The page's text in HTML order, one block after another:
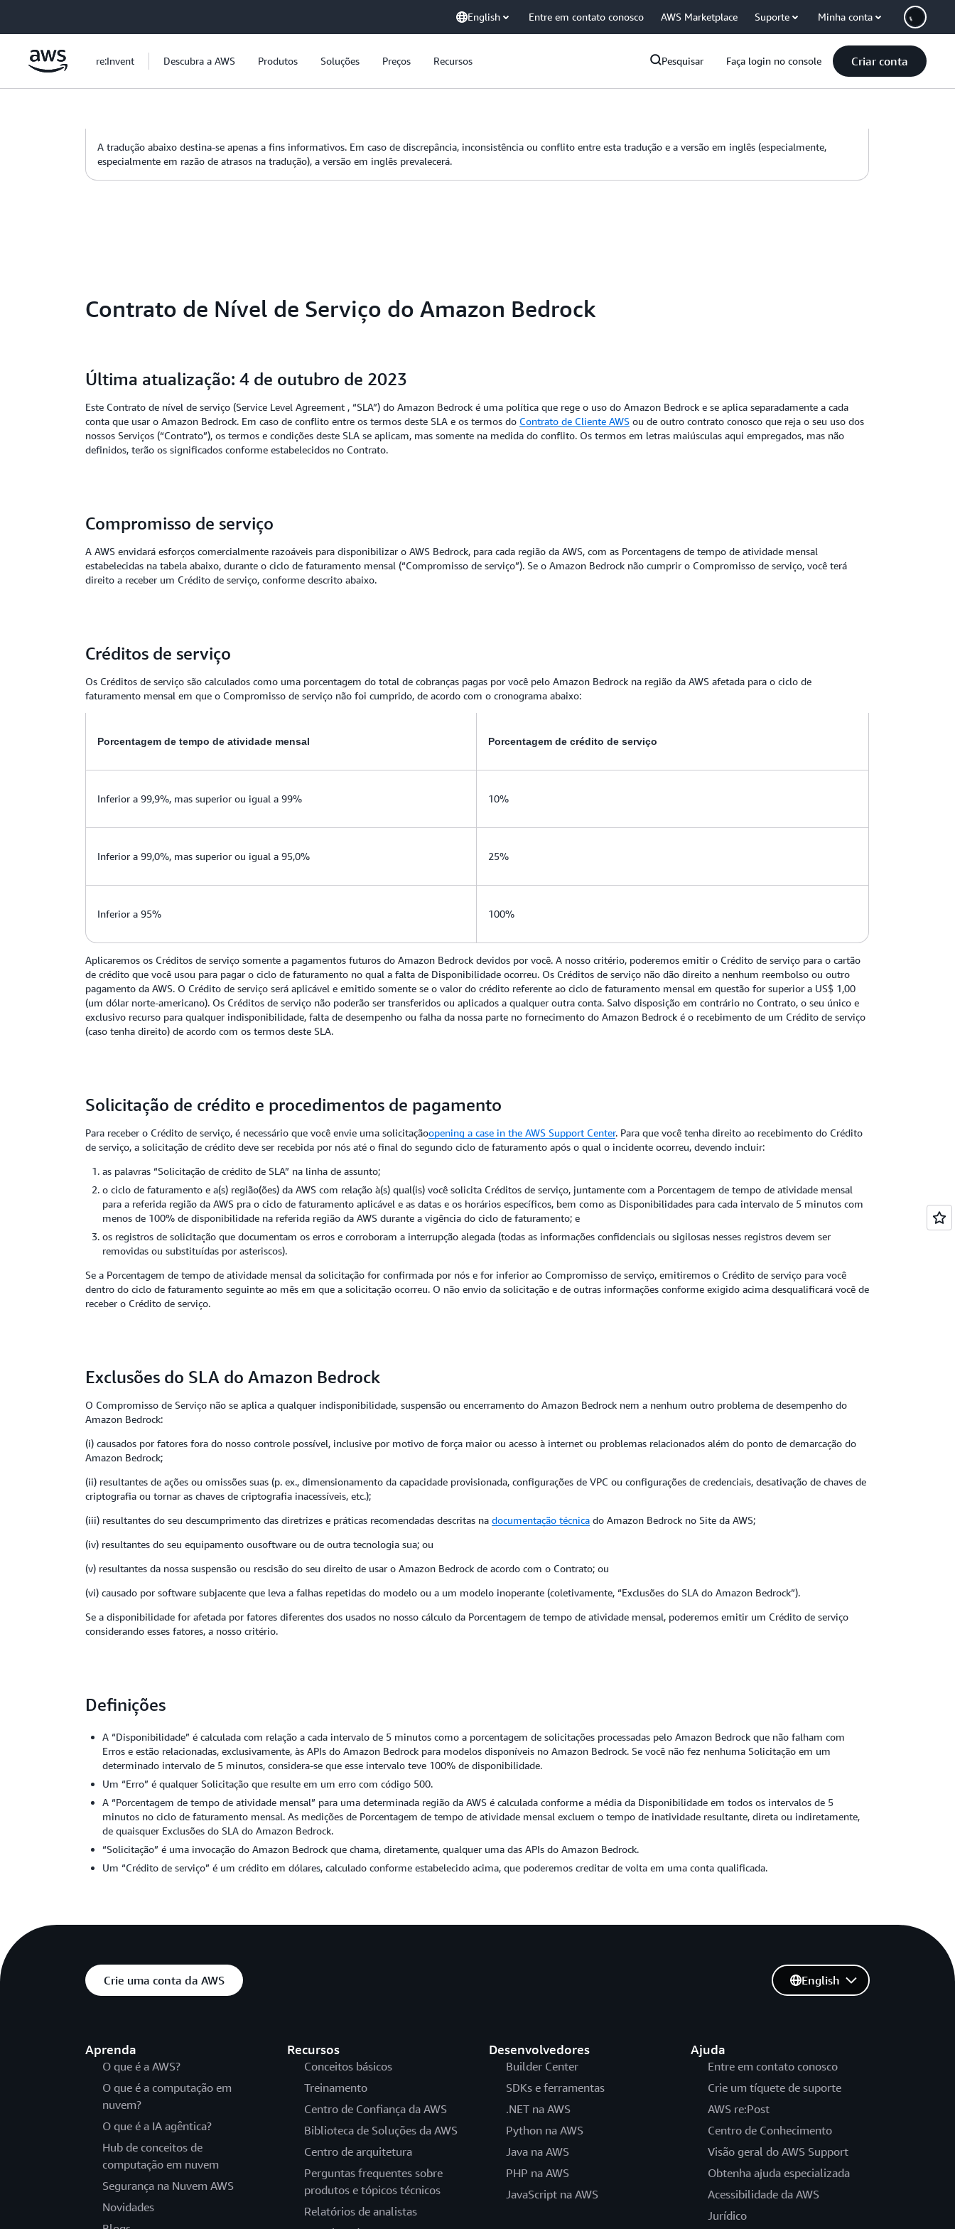
English Entre em contato conosco AWS Marketplace Suporte Minha conta
re:Invent Descubra a AWS Produtos Soluções Preços Recursos Pesquisar Faça login no console Criar conta
A tradução abaixo destina-se apenas a fins informativos. Em caso de discrepância, inconsistência ou conflito entre esta tradução e a versão em inglês (especialmente,
especialmente em razão de atrasos na tradução), a versão em inglês prevalecerá.
Contrato de Nível de Serviço do Amazon Bedrock
Última atualização: 4 de outubro de 2023
Este Contrato de nível de serviço (Service Level Agreement , “SLA”) do Amazon Bedrock é uma política que rege o uso do Amazon Bedrock e se aplica separadamente a cada
conta que usar o Amazon Bedrock. Em caso de conflito entre os termos deste SLA e os termos do Contrato de Cliente AWS ou de outro contrato conosco que reja o seu uso dos
nossos Serviços (“Contrato”), os termos e condições deste SLA se aplicam, mas somente na medida do conflito. Os termos em letras maiúsculas aqui empregados, mas não
definidos, terão os significados conforme estabelecidos no Contrato.
Compromisso de serviço
A AWS envidará esforços comercialmente razoáveis para disponibilizar o AWS Bedrock, para cada região da AWS, com as Porcentagens de tempo de atividade mensal
estabelecidas na tabela abaixo, durante o ciclo de faturamento mensal (“Compromisso de serviço”). Se o Amazon Bedrock não cumprir o Compromisso de serviço, você terá
direito a receber um Crédito de serviço, conforme descrito abaixo.
Créditos de serviço
Os Créditos de serviço são calculados como uma porcentagem do total de cobranças pagas por você pelo Amazon Bedrock na região da AWS afetada para o ciclo de
faturamento mensal em que o Compromisso de serviço não foi cumprido, de acordo com o cronograma abaixo:
Porcentagem de tempo de atividade mensal Porcentagem de crédito de serviço
Inferior a 99,9%, mas superior ou igual a 99% 10%
Inferior a 99,0%, mas superior ou igual a 95,0% 25%
Inferior a 95% 100%
Aplicaremos os Créditos de serviço somente a pagamentos futuros do Amazon Bedrock devidos por você. A nosso critério, poderemos emitir o Crédito de serviço para o cartão
de crédito que você usou para pagar o ciclo de faturamento no qual a falta de Disponibilidade ocorreu. Os Créditos de serviço não dão direito a nenhum reembolso ou outro
pagamento da AWS. O Crédito de serviço será aplicável e emitido somente se o valor do crédito referente ao ciclo de faturamento mensal em questão for superior a US$ 1,00
(um dólar norte-americano). Os Créditos de serviço não poderão ser transferidos ou aplicados a qualquer outra conta. Salvo disposição em contrário no Contrato, o seu único e
exclusivo recurso para qualquer indisponibilidade, falta de desempenho ou falha da nossa parte no fornecimento do Amazon Bedrock é o recebimento de um Crédito de serviço
(caso tenha direito) de acordo com os termos deste SLA.
Solicitação de crédito e procedimentos de pagamento
Para receber o Crédito de serviço, é necessário que você envie uma solicitaçãoopening a case in the AWS Support Center. Para que você tenha direito ao recebimento do Crédito
de serviço, a solicitação de crédito deve ser recebida por nós até o final do segundo ciclo de faturamento após o qual o incidente ocorreu, devendo incluir:
as palavras “Solicitação de crédito de SLA” na linha de assunto;
o ciclo de faturamento e a(s) região(ões) da AWS com relação à(s) qual(is) você solicita Créditos de serviço, juntamente com a Porcentagem de tempo de atividade mensal
para a referida região da AWS pra o ciclo de faturamento aplicável e as datas e os horários específicos, bem como as Disponibilidades para cada intervalo de 5 minutos com
menos de 100% de disponibilidade na referida região da AWS durante a vigência do ciclo de faturamento; e
os registros de solicitação que documentam os erros e corroboram a interrupção alegada (todas as informações confidenciais ou sigilosas nesses registros devem ser
removidas ou substituídas por asteriscos).
Se a Porcentagem de tempo de atividade mensal da solicitação for confirmada por nós e for inferior ao Compromisso de serviço, emitiremos o Crédito de serviço para você
dentro do ciclo de faturamento seguinte ao mês em que a solicitação ocorreu. O não envio da solicitação e de outras informações conforme exigido acima desqualificará você de
receber o Crédito de serviço.
Exclusões do SLA do Amazon Bedrock
O Compromisso de Serviço não se aplica a qualquer indisponibilidade, suspensão ou encerramento do Amazon Bedrock nem a nenhum outro problema de desempenho do
Amazon Bedrock:
(i) causados por fatores fora do nosso controle possível, inclusive por motivo de força maior ou acesso à internet ou problemas relacionados além do ponto de demarcação do
Amazon Bedrock;
(ii) resultantes de ações ou omissões suas (p. ex., dimensionamento da capacidade provisionada, configurações de VPC ou configurações de credenciais, desativação de chaves de
criptografia ou tornar as chaves de criptografia inacessíveis, etc.);
(iii) resultantes do seu descumprimento das diretrizes e práticas recomendadas descritas na documentação técnica do Amazon Bedrock no Site da AWS;
(iv) resultantes do seu equipamento ousoftware ou de outra tecnologia sua; ou
(v) resultantes da nossa suspensão ou rescisão do seu direito de usar o Amazon Bedrock de acordo com o Contrato; ou
(vi) causado por software subjacente que leva a falhas repetidas do modelo ou a um modelo inoperante (coletivamente, “Exclusões do SLA do Amazon Bedrock”).
Se a disponibilidade for afetada por fatores diferentes dos usados no nosso cálculo da Porcentagem de tempo de atividade mensal, poderemos emitir um Crédito de serviço
considerando esses fatores, a nosso critério.
Definições
A “Disponibilidade” é calculada com relação a cada intervalo de 5 minutos como a porcentagem de solicitações processadas pelo Amazon Bedrock que não falham com
Erros e estão relacionadas, exclusivamente, às APIs do Amazon Bedrock para modelos disponíveis no Amazon Bedrock. Se você não fez nenhuma Solicitação em um
determinado intervalo de 5 minutos, considera-se que esse intervalo teve 100% de disponibilidade.
Um “Erro” é qualquer Solicitação que resulte em um erro com código 500.
A “Porcentagem de tempo de atividade mensal” para uma determinada região da AWS é calculada conforme a média da Disponibilidade em todos os intervalos de 5
minutos no ciclo de faturamento mensal. As medições de Porcentagem de tempo de atividade mensal excluem o tempo de inatividade resultante, direta ou indiretamente,
de quaisquer Exclusões do SLA do Amazon Bedrock.
“Solicitação” é uma invocação do Amazon Bedrock que chama, diretamente, qualquer uma das APIs do Amazon Bedrock.
Um “Crédito de serviço” é um crédito em dólares, calculado conforme estabelecido acima, que poderemos creditar de volta em uma conta qualificada.
Crie uma conta da AWS
Aprenda
O que é a AWS?
O que é a computação em
nuvem?
O que é a IA agêntica?
Hub de conceitos de
computação em nuvem
Segurança na Nuvem AWS
Novidades
Recursos
Conceitos básicos
Treinamento
Centro de Confiança da AWS
Biblioteca de Soluções da AWS
Centro de arquitetura
Perguntas frequentes sobre
produtos e tópicos técnicos
Relatórios de analistas
Desenvolvedores
Builder Center
SDKs e ferramentas
.NET na AWS
Python na AWS
Java na AWS
PHP na AWS
JavaScript na AWS
Ajuda
Entre em contato conosco
Crie um tíquete de suporte
AWS re:Post
Centro de Conhecimento
Visão geral do AWS Support
Obtenha ajuda especializada
Acessibilidade da AWS
Jurídico
English